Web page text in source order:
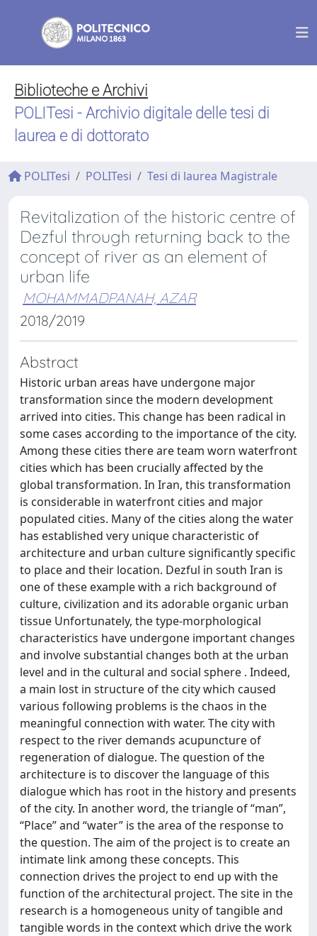
Biblioteche e Archivi
POLITesi - Archivio digitale delle tesi di
laurea e di dottorato
POLITesi POLITesi Tesi di laurea Magistrale
Revitalization of the historic centre of
Dezful through returning back to the
concept of river as an element of
urban life
MOHAMMADPANAH, AZAR
2018/2019
Abstract
Historic urban areas have undergone major
transformation since the modern development
arrived into cities. This change has been radical in
some cases according to the importance of the city.
Among these cities there are team worn waterfront
cities which has been crucially affected by the
global transformation. In Iran, this transformation
is considerable in waterfront cities and major
populated cities. Many of the cities along the water
has established very unique characteristic of
architecture and urban culture significantly specific
to place and their location. Dezful in south Iran is
one of these example with a rich background of
culture, civilization and its adorable organic urban
tissue Unfortunately, the type-morphological
characteristics have undergone important changes
and involve substantial changes both at the urban
level and in the cultural and social sphere . Indeed,
a main lost in structure of the city which caused
various following problems is the chaos in the
meaningful connection with water. The city with
respect to the river demands acupuncture of
regeneration of dialogue. The question of the
architecture is to discover the language of this
dialogue which has root in the history and presents
of the city. In another word, the triangle of “man”,
“Place” and “water” is the area of the response to
the question. The aim of the project is to create an
intimate link among these concepts. This
connection drives the project to end up with the
function of the architectural project. The site in the
research is a homogeneous unity of tangible and
tangible words in the context which drive the work